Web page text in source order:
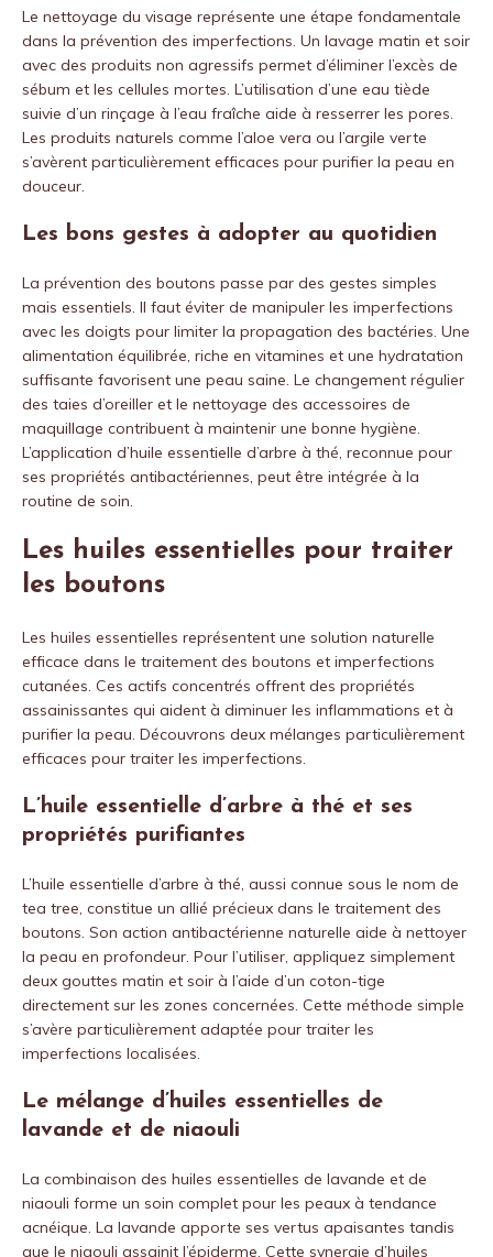
Le nettoyage du visage représente une étape fondamentale
dans la prévention des imperfections. Un lavage matin et soir
avec des produits non agressifs permet d’éliminer l’excès de
sébum et les cellules mortes. L’utilisation d’une eau tiède
suivie d’un rinçage à l’eau fraîche aide à resserrer les pores.
Les produits naturels comme l’aloe vera ou l’argile verte
s’avèrent particulièrement efficaces pour purifier la peau en
douceur.
Les bons gestes à adopter au quotidien
La prévention des boutons passe par des gestes simples
mais essentiels. Il faut éviter de manipuler les imperfections
avec les doigts pour limiter la propagation des bactéries. Une
alimentation équilibrée, riche en vitamines et une hydratation
suffisante favorisent une peau saine. Le changement régulier
des taies d’oreiller et le nettoyage des accessoires de
maquillage contribuent à maintenir une bonne hygiène.
L’application d’huile essentielle d’arbre à thé, reconnue pour
ses propriétés antibactériennes, peut être intégrée à la
routine de soin.
Les huiles essentielles pour traiter
les boutons
Les huiles essentielles représentent une solution naturelle
efficace dans le traitement des boutons et imperfections
cutanées. Ces actifs concentrés offrent des propriétés
assainissantes qui aident à diminuer les inflammations et à
purifier la peau. Découvrons deux mélanges particulièrement
efficaces pour traiter les imperfections.
L’huile essentielle d’arbre à thé et ses
propriétés purifiantes
L’huile essentielle d’arbre à thé, aussi connue sous le nom de
tea tree, constitue un allié précieux dans le traitement des
boutons. Son action antibactérienne naturelle aide à nettoyer
la peau en profondeur. Pour l’utiliser, appliquez simplement
deux gouttes matin et soir à l’aide d’un coton-tige
directement sur les zones concernées. Cette méthode simple
s’avère particulièrement adaptée pour traiter les
imperfections localisées.
Le mélange d’huiles essentielles de
lavande et de niaouli
La combinaison des huiles essentielles de lavande et de
niaouli forme un soin complet pour les peaux à tendance
acnéique. La lavande apporte ses vertus apaisantes tandis
que le niaouli assainit l’épiderme. Cette synergie d’huiles